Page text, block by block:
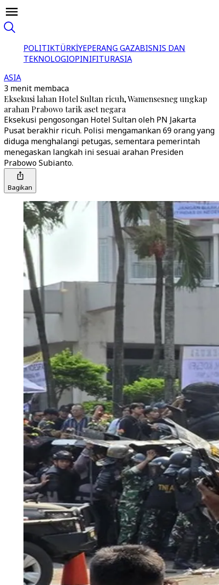
POLITIKTÜRKİYEPERANG GAZABISNIS DAN
TEKNOLOGIOPINIFITURASIA
ASIA
3 menit membaca
Eksekusi lahan Hotel Sultan ricuh, Wamensesneg ungkap
arahan Prabowo tarik aset negara
Eksekusi pengosongan Hotel Sultan oleh PN Jakarta
Pusat berakhir ricuh. Polisi mengamankan 69 orang yang
diduga menghalangi petugas, sementara pemerintah
menegaskan langkah ini sesuai arahan Presiden
Prabowo Subianto.
Bagikan